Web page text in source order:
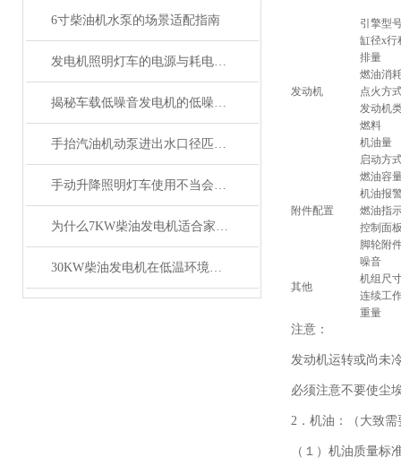
6寸柴油机水泵的场景适配指南
发电机照明灯车的电源与耗电性能及影响因素
揭秘车载低噪音发电机的低噪音原理与高效能表现
手抬汽油机动泵进出水口径匹配对效率的影响
手动升降照明灯车使用不当会发生什么？
为什么7KW柴油发电机适合家庭和小型企业使用
30KW柴油发电机在低温环境下的启动技巧
发动机
引擎型
缸径x行
排量
燃油消
点火方
发动机
燃料
机油量
启动方
附件配置
燃油容
机油报
燃油指
控制面
脚轮附
其他
噪音
机组尺
连续工
重量
注意：
发动机运转或尚未
必须注意不要使尘
2．机油：（大致需
（１）机油质量标